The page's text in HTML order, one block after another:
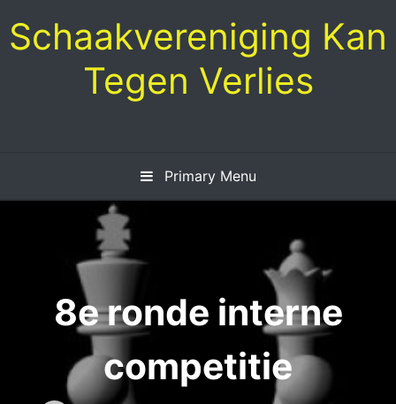
to
content
Schaakvereniging Kan
Tegen Verlies
Primary Menu
8e ronde interne
competitie